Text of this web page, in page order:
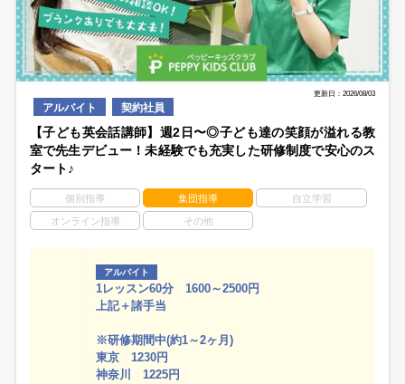
更新日：2026/08/03
アルバイト 契約社員
【子ども英会話講師】週2日〜◎子ども達の笑顔が溢れる教
室で先生デビュー！未経験でも充実した研修制度で安心のス
タート♪
個別指導 集団指導 自立学習
オンライン指導 その他
アルバイト
1レッスン60分 1600～2500円
上記＋諸手当
※研修期間中(約1～2ヶ月)
東京 1230円
神奈川 1225円